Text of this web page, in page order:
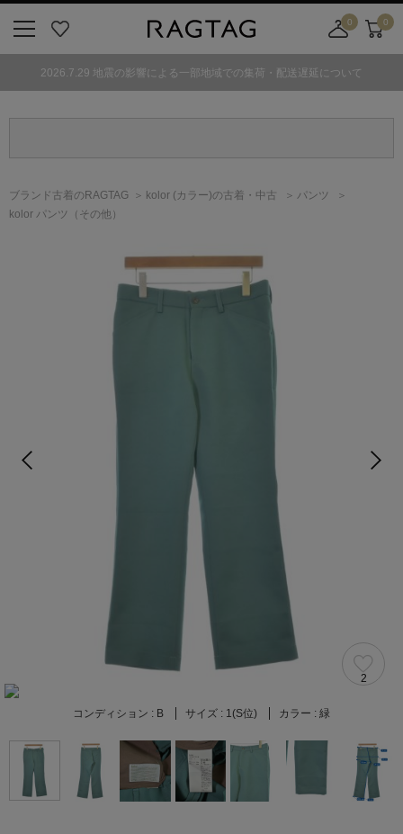
気
0
舗
カ
ト
0
2026.7.29 地震の影響による一部地域での集荷・配送遅延について
ブランド古着のRAGTAG kolor (カラー)の古着・中古
パンツ
kolor パンツ（その他）
2
コンディション : B サイズ : 1(S位) カラー : 緑